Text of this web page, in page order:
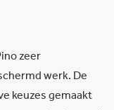
zeer
werk. De
keuzes gemaakt